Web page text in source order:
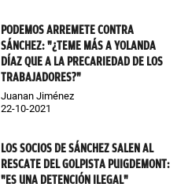
PODEMOS ARREMETE CONTRA
SÁNCHEZ: "¿TEME MÁS A YOLANDA
DÍAZ QUE A LA PRECARIEDAD DE LOS
TRABAJADORES?"
Juanan Jiménez
22-10-2021
LOS SOCIOS DE SÁNCHEZ SALEN AL
RESCATE DEL GOLPISTA PUIGDEMONT:
"ES UNA DETENCIÓN ILEGAL"